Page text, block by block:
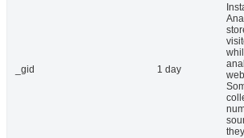
_gid 1 day